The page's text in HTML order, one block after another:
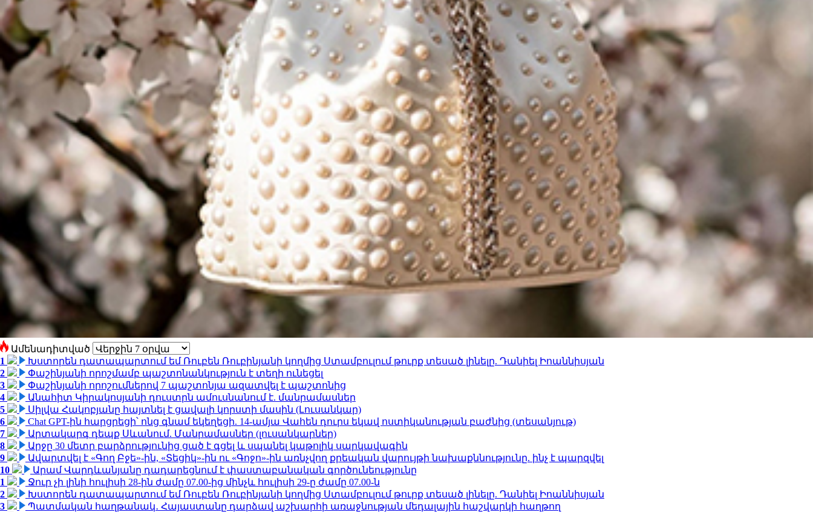
Ամենադիտված
1
Խստորեն դատապարտում եմ Ռուբեն Ռուբինյանի կողմից Ստամբուլում թուրք տեսած լինելը. Դանիել Իոաննիսյան
2
Փաշինյանի որոշմամբ պաշտոնանկություն է տեղի ունեցել
3
Փաշինյանի որոշումներով 7 պաշտոնյա ազատվել է պաշտոնից
4
Անահիտ Կիրակոսյանի դուստրն ամուսնանում է. մանրամասներ
5
Սիլվա Հակոբյանը հայտնել է ցավալի կորստի մասին (Լուսանկար)
6
Chat GPT-ին հարցրեցի՝ ոնց գնամ եկեղեցի. 14-ամյա Վահեն դուրս եկավ ոստիկանության բաժնից (տեսանյութ)
7
Արտակարգ դեպք Սևանում. Մանրամասներ (լուսանկարներ)
8
Արջը 30 մետր բարձրությունից ցած է գցել և սպանել կաթոլիկ սարկավագին
9
Ավարտվել է «Գող Բջե»-ին, «Տեցիկ»-ին ու «Գոջո»-ին առնչվող քրեական վարույթի նախաքննությունը. ինչ է պարզվել
10
Արամ Վարդևանյանը դադարեցնում է փաստաբանական գործունեությունը
1
Ջուր չի լինի հուլիսի 28-ին ժամը 07.00-ից մինչև հուլիսի 29-ը ժամը 07.00-ն
2
Խստորեն դատապարտում եմ Ռուբեն Ռուբինյանի կողմից Ստամբուլում թուրք տեսած լինելը. Դանիել Իոաննիսյան
3
Պատմական հաղթանակ․ Հայաստանը դարձավ աշխարհի առաջնության մեդալային հաշվարկի հաղթող